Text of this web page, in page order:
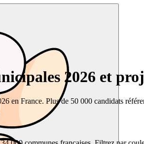
2026 et
en France. Plus de 50 000 candidats